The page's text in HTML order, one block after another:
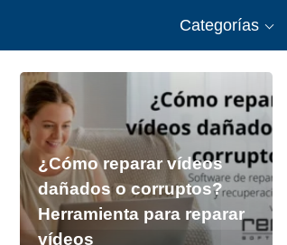
Categorías
¿Cómo reparar vídeos
dañados o corruptos?
Herramienta para reparar
vídeos